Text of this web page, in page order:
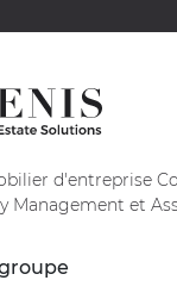
d'entreprise
Management et